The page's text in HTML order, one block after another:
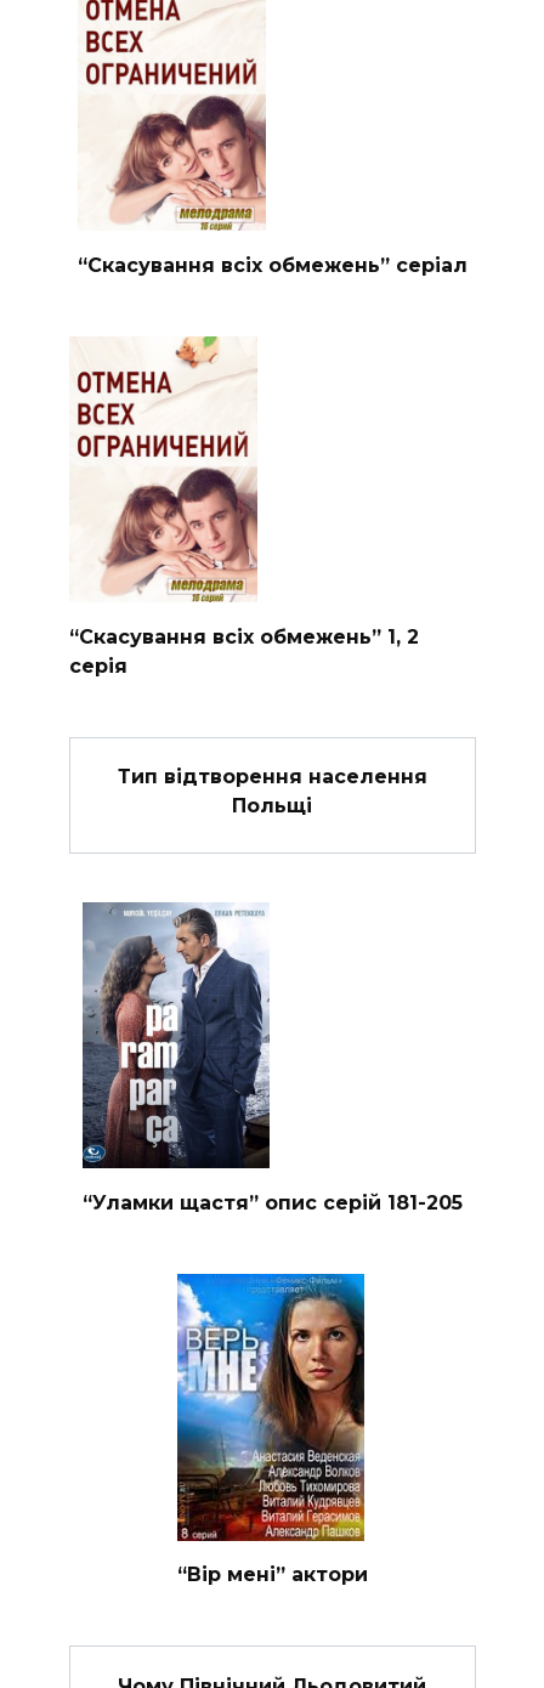
“Скасування всіх обмежень” серіал
“Скасування всіх обмежень” 1, 2
серія
Тип відтворення населення
Польщі
“Уламки щастя” опис серій 181-205
“Вір мені” актори